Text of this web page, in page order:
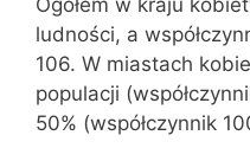
ludności, a
106. W miastach
populacji
50% (współczynnik